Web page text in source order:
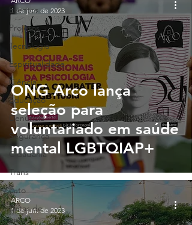
Eventos
Projetos
Tecnologia
Espiritualidade
Ciência
Educação
Denúncia
Segurança
Cidadania
Trans
Luto
Datas de
Luta
ONG Arco lança
seleção para
voluntariado em saúde
mental LGBTQIAP+
1 de jun. de 2023
ARCO
1 de jun. de 2023